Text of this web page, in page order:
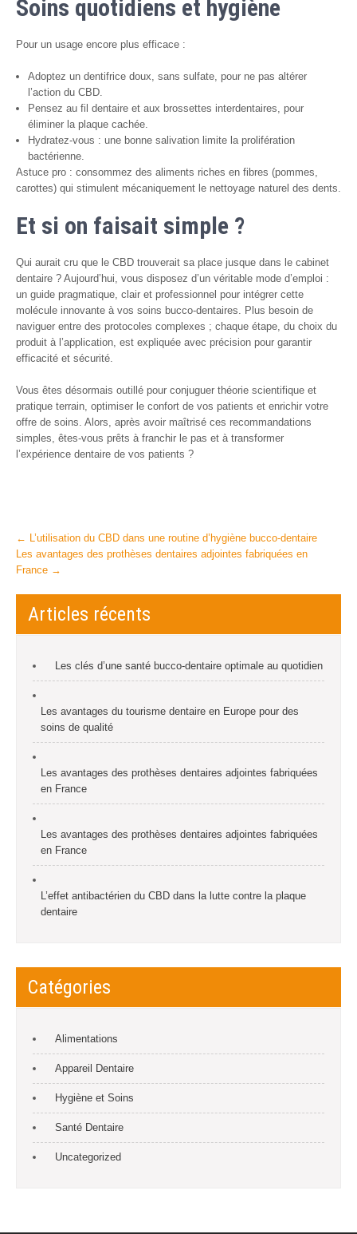
Soins quotidiens et hygiène
Pour un usage encore plus efficace :
Adoptez un dentifrice doux, sans sulfate, pour ne pas altérer
l’action du CBD.
Pensez au fil dentaire et aux brossettes interdentaires, pour
éliminer la plaque cachée.
Hydratez-vous : une bonne salivation limite la prolifération
bactérienne.
Astuce pro : consommez des aliments riches en fibres (pommes,
carottes) qui stimulent mécaniquement le nettoyage naturel des dents.
Et si on faisait simple ?
Qui aurait cru que le CBD trouverait sa place jusque dans le cabinet
dentaire ? Aujourd’hui, vous disposez d’un véritable mode d’emploi :
un guide pragmatique, clair et professionnel pour intégrer cette
molécule innovante à vos soins bucco-dentaires. Plus besoin de
naviguer entre des protocoles complexes ; chaque étape, du choix du
produit à l’application, est expliquée avec précision pour garantir
efficacité et sécurité.
Vous êtes désormais outillé pour conjuguer théorie scientifique et
pratique terrain, optimiser le confort de vos patients et enrichir votre
offre de soins. Alors, après avoir maîtrisé ces recommandations
simples, êtes-vous prêts à franchir le pas et à transformer
l’expérience dentaire de vos patients ?
Post
navigation
← L’utilisation du CBD dans une routine d’hygiène bucco-dentaire
Les avantages des prothèses dentaires adjointes fabriquées en
France →
Articles récents
Les clés d’une santé bucco-dentaire optimale au quotidien
Les avantages du tourisme dentaire en Europe pour des
soins de qualité
Les avantages des prothèses dentaires adjointes fabriquées
en France
Les avantages des prothèses dentaires adjointes fabriquées
en France
L’effet antibactérien du CBD dans la lutte contre la plaque
dentaire
Catégories
Alimentations
Appareil Dentaire
Hygiène et Soins
Santé Dentaire
Uncategorized